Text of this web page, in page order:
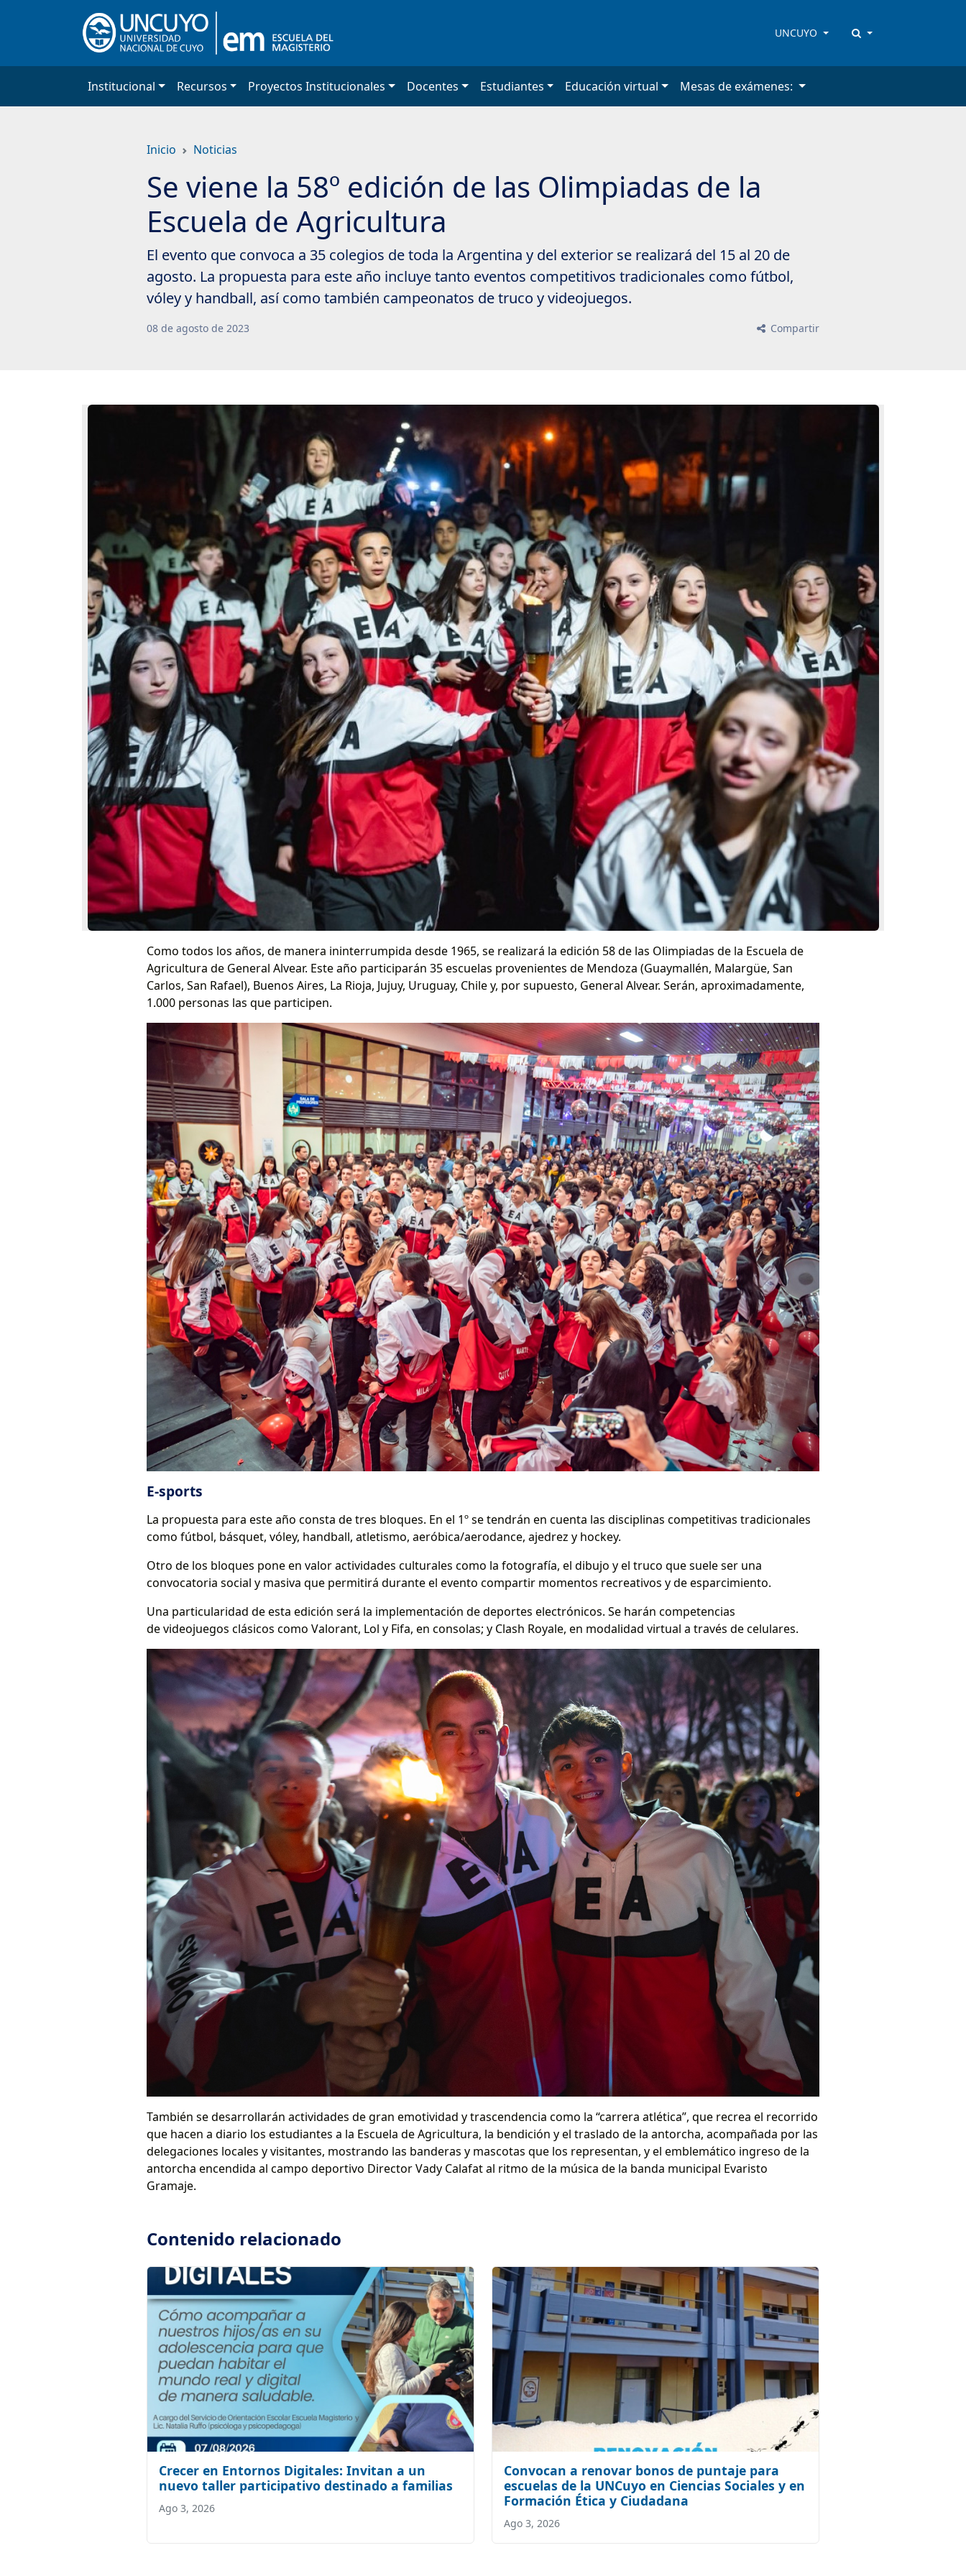
UNCUYO
Institucional Recursos Proyectos Institucionales Docentes Estudiantes Educación virtual Mesas de exámenes:
Inicio Noticias
Se viene la 58º edición de las Olimpiadas de la
Escuela de Agricultura
El evento que convoca a 35 colegios de toda la Argentina y del exterior se realizará del 15 al 20 de
agosto. La propuesta para este año incluye tanto eventos competitivos tradicionales como fútbol,
vóley y handball, así como también campeonatos de truco y videojuegos.
08 de agosto de 2023 Compartir
Como todos los años, de manera ininterrumpida desde 1965, se realizará la edición 58 de las Olimpiadas de la Escuela de
Agricultura de General Alvear. Este año participarán 35 escuelas provenientes de Mendoza (Guaymallén, Malargüe, San
Carlos, San Rafael), Buenos Aires, La Rioja, Jujuy, Uruguay, Chile y, por supuesto, General Alvear. Serán, aproximadamente,
1.000 personas las que participen.
E-sports
La propuesta para este año consta de tres bloques. En el 1º se tendrán en cuenta las disciplinas competitivas tradicionales
como fútbol, básquet, vóley, handball, atletismo, aeróbica/aerodance, ajedrez y hockey.
Otro de los bloques pone en valor actividades culturales como la fotografía, el dibujo y el truco que suele ser una
convocatoria social y masiva que permitirá durante el evento compartir momentos recreativos y de esparcimiento.
Una particularidad de esta edición será la implementación de deportes electrónicos. Se harán competencias
de videojuegos clásicos como Valorant, Lol y Fifa, en consolas; y Clash Royale, en modalidad virtual a través de celulares.
También se desarrollarán actividades de gran emotividad y trascendencia como la “carrera atlética”, que recrea el recorrido
que hacen a diario los estudiantes a la Escuela de Agricultura, la bendición y el traslado de la antorcha, acompañada por las
delegaciones locales y visitantes, mostrando las banderas y mascotas que los representan, y el emblemático ingreso de la
antorcha encendida al campo deportivo Director Vady Calafat al ritmo de la música de la banda municipal Evaristo
Gramaje.
Contenido relacionado
Crecer en Entornos Digitales: Invitan a un
nuevo taller participativo destinado a familias
Ago 3, 2026
Convocan a renovar bonos de puntaje para
escuelas de la UNCuyo en Ciencias Sociales y en
Formación Ética y Ciudadana
Ago 3, 2026